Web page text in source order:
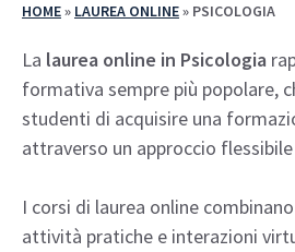
HOME» LAUREA ONLINE» PSICOLOGIA
La laurea online in Psicologia
formativa sempre più popolare,
studenti di acquisire una
attraverso un approccio flessibile
I corsi di laurea online
attività pratiche e interazioni